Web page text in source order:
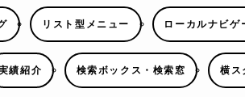
リスト型メニュー ローカルナビゲ
績紹介 検索ボックス・検索窓 横ス